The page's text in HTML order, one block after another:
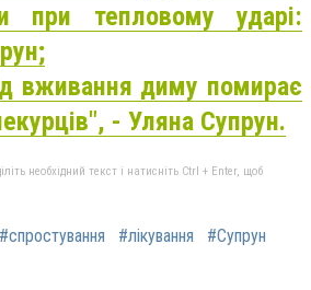
при тепловому ударі:
вживання диму помирає
- Уляна Супрун.
необхідний текст і натисніть Ctrl + Enter, щоб
#спростування #лікування #Супрун